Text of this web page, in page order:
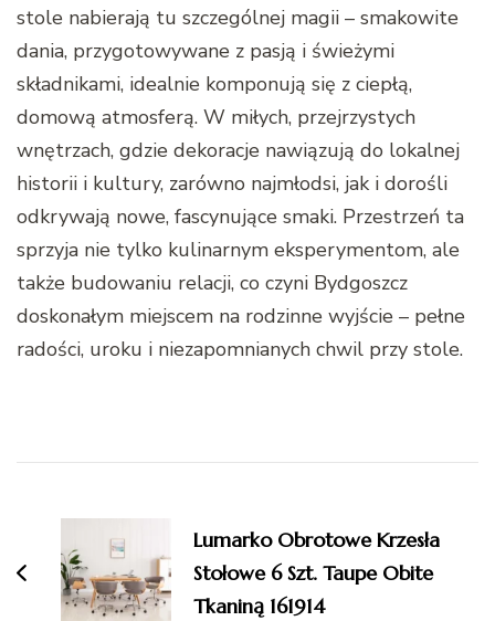
stole nabierają tu szczególnej magii – smakowite
dania, przygotowywane z pasją i świeżymi
składnikami, idealnie komponują się z ciepłą,
domową atmosferą. W miłych, przejrzystych
wnętrzach, gdzie dekoracje nawiązują do lokalnej
historii i kultury, zarówno najmłodsi, jak i dorośli
odkrywają nowe, fascynujące smaki. Przestrzeń ta
sprzyja nie tylko kulinarnym eksperymentom, ale
także budowaniu relacji, co czyni Bydgoszcz
doskonałym miejscem na rodzinne wyjście – pełne
radości, uroku i niezapomnianych chwil przy stole.
wpisu
Lumarko Obrotowe Krzesła
Stołowe 6 Szt. Taupe Obite
Tkaniną 161914